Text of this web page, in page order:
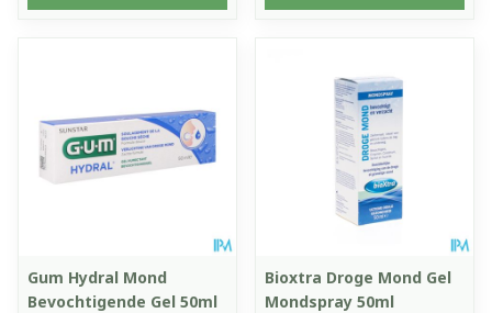
Gum Hydral Mond
Bevochtigende Gel 50ml
Bioxtra Droge Mond Gel
Mondspray 50ml